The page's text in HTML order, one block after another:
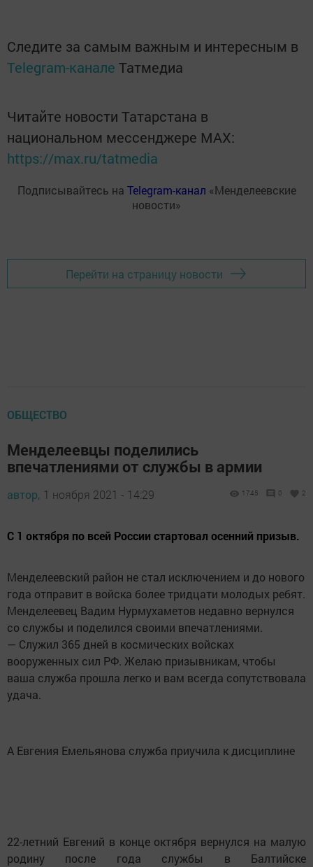
Следите за самым важным и интересным в
Telegram-канале Татмедиа
Читайте новости Татарстана в
национальном мессенджере MАХ:
https://max.ru/tatmedia
Подписывайтесь на Telegram-канал «Менделеевские
новости»
Перейти на страницу новости
ОБЩЕСТВО
Менделеевцы поделились
впечатлениями от службы в армии
автор, 1 ноября 2021 - 14:29 1745 0 2
С 1 октября по всей России стартовал осенний призыв.
Менделеевский район не стал исключением и до нового
года отправит в войска более тридцати молодых ребят.
Менделеевец Вадим Нурмухаметов недавно вернулся
со службы и поделился своими впечатлениями.
— Служил 365 дней в космических войсках
вооруженных сил РФ. Желаю призывникам, чтобы
ваша служба прошла легко и вам всегда сопутствовала
удача.
А Евгения Емельянова служба приучила к дисциплине
22-летний Евгений в конце октября вернулся на малую
родину после года службы в Балтийске